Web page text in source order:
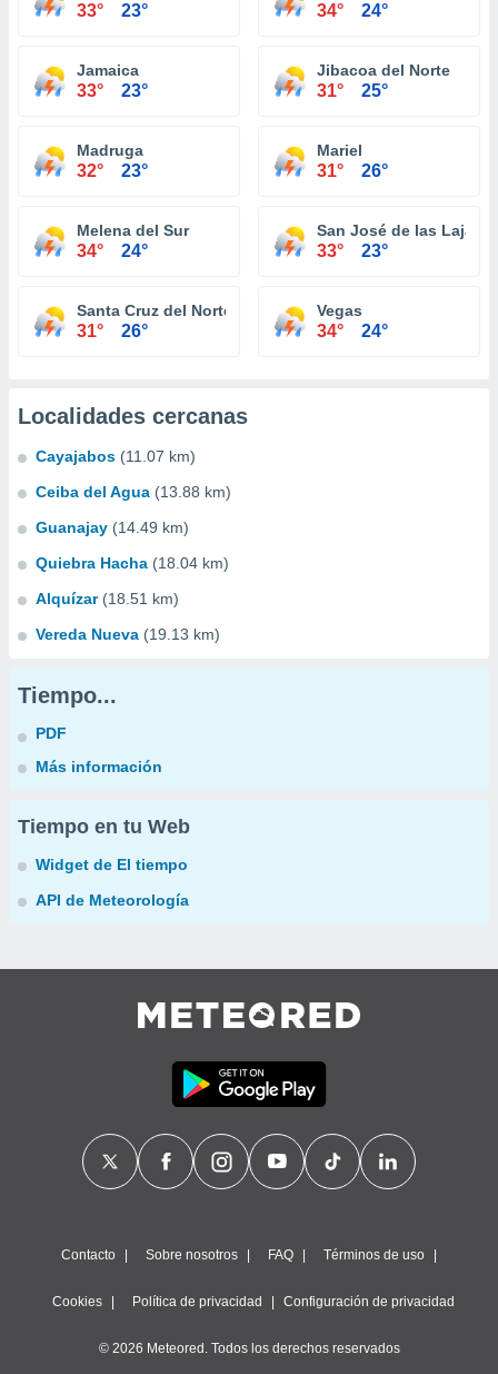
33° 23° 34° 24°
Jamaica
33° 23°
Jibacoa del Norte
31° 25°
Madruga
32° 23°
Mariel
31° 26°
Melena del Sur
34° 24°
San José de las Lajas
33° 23°
Santa Cruz del Norte
31° 26°
Vegas
34° 24°
Localidades cercanas
Cayajabos (11.07 km)
Ceiba del Agua (13.88 km)
Guanajay (14.49 km)
Quiebra Hacha (18.04 km)
Alquízar (18.51 km)
Vereda Nueva (19.13 km)
Tiempo...
PDF
Más información
Tiempo en tu Web
Widget de El tiempo
API de Meteorología
Contacto Sobre nosotros FAQ Términos de uso
Cookies Política de privacidad Configuración de privacidad
© 2026 Meteored. Todos los derechos reservados